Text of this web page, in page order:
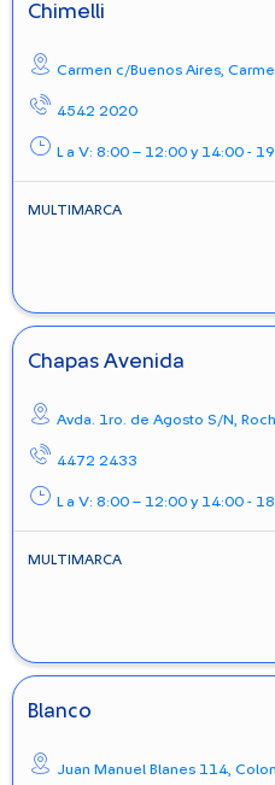
Chimelli
Carmen c/Buenos Aires,
4542 2020
L a V: 8:00 – 12:00 y 14:00 -
MULTIMARCA
Chapas Avenida
Avda. 1ro. de Agosto S/N,
4472 2433
L a V: 8:00 – 12:00 y 14:00 -
MULTIMARCA
Blanco
Juan Manuel Blanes 114,